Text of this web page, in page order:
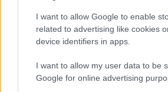
I want to allow Google to enable
related to advertising like cookies
device identifiers in apps.
I want to allow my user data to be
Google for online advertising
ESG NEWS